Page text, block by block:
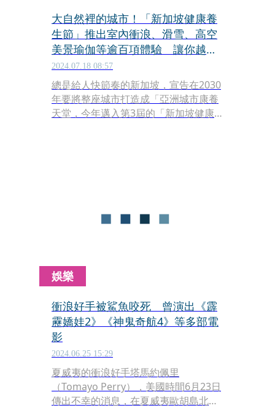
大自然裡的城市！「新加坡健康養
生節」推出室內衝浪、滑雪、高空
美景瑜伽等逾百項體驗 讓你越玩
越健康
2024.07.18 08:57
總是給人快節奏的新加坡，宣告在2030
年要將整座城市打造成「亞洲城市康養
天堂，今年邁入第3屆的「新加坡健康
程，讓遊客來到新加坡除了能享受這座
亞洲國際都會繽紛多樣的文化魅力、特
娛樂
衝浪好手被鯊魚咬死 曾演出《霹
靂嬌娃2》《神鬼奇航4》等多部電
影
2024.06.25 15:29
夏威夷的衝浪好手塔馬約佩里
（Tomayo Perry），美國時間6月23日
傳出不幸的消息，在夏威夷歐胡島北岸